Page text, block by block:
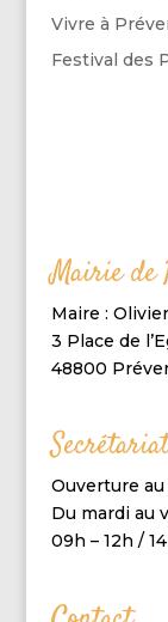
Vivre à
Festival des
Mairie de
Maire :
3 Place de
48800
Ouverture
Du
09h – 12h /